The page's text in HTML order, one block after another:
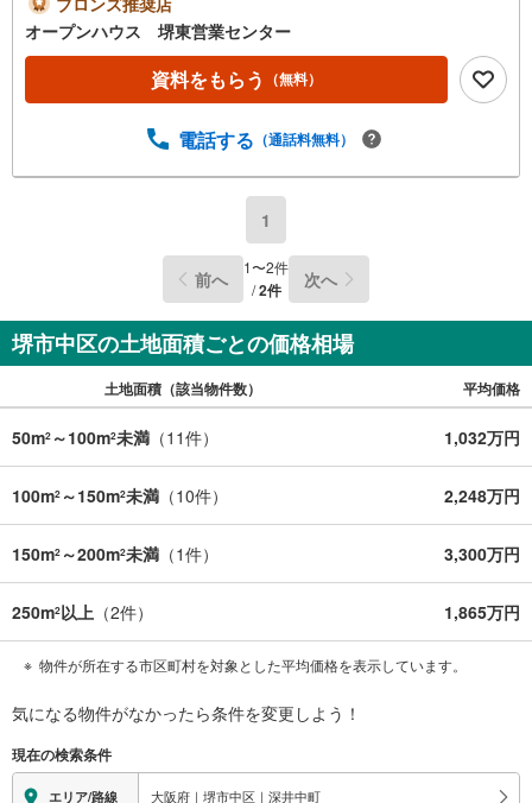
見学する（無料）」ボタンよりご希望の日時をご記入いた
だけますとスムーズにご案内が可能です。◎現地のご案内
について・平日や夜遅い時間帯もご案内が可能 ※定休日を
除く・経験豊富なスタッフが物件詳細を丁寧にご説明いた
迎します。・チャイルドシートのご用意ございます。◎個
も大歓迎です！年間8000棟以上の限定物件を発表している
オープンハウスだから出会える物件が多数ございます。ぜ
ひお気軽にご連絡・ご相談ください！※限定物件:当社の
み、もしくは当社を含めた数社でのみご紹介可能なオープ
ンハウス・ディベロップメントの物件
オープンハウス 堺東営業センター
資料をもらう （無料）
電話する （通話料無料）
1
前へ 1〜2件
/2件 次へ
堺市中区の土地面積ごとの価格相場
土地面積（該当物件数） 平均価格
50m2 ～100m2未満 （11件） 1,032万円
100m2 ～150m2未満 （10件） 2,248万円
150m2 ～200m2未満 （1件） 3,300万円
250m2以上 （2件） 1,865万円
物件が所在する市区町村を対象とした平均価格を表示しています。
気になる物件がなかったら条件を変更しよう！
現在の検索条件
エリア/路線 大阪府｜堺市中区｜深井中町